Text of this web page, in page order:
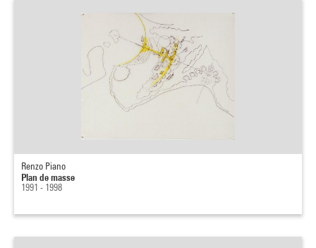
Renzo Piano
Plan de masse
1991 - 1998